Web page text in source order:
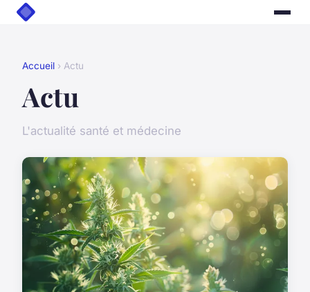
Accueil › Actu
Actu
L'actualité santé et médecine